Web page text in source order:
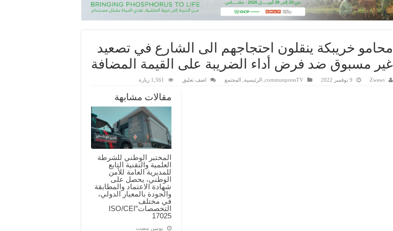
محامو خريبكة ينقلون احتجاجهم الى الشارع في تصعيد
غير مسبوق ضد فرض أداء الضريبة على القيمة المضافة
Zwawi 9 نوفمبر 2022 communpressTV الرئيسية المجتمع اضف تعليق 1,561 زيارة
مقالات مشابهة
المختبر الوطني للشرطة
العلمية والتقنية التابع
للمديرية العامة للأمن
الوطني، يحصل على
شهادة الاعتماد والمطابقة
والجودة بالمعيار الدولي،
في مختلف
التخصصات”ISO/CEI
17025
‏يومين مضت